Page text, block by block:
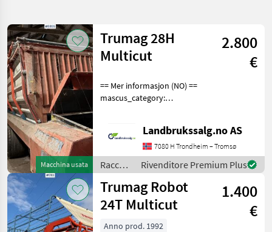
Macchina usata
Trumag 28H
Multicut
2.800
€
== Mer informasjon (NO) ==
mascus_category:
upon request: 8855 See
en.landbrukssalg.no/8855
for more images Specif
Landbrukssalg.no AS
7080 H Trondheim – Tromsø
Raccolta
mangimi
/
Trumag
Rivenditore Premium Plus
Trumag Robot
24T Multicut
1.400
€
Anno prod. 1992